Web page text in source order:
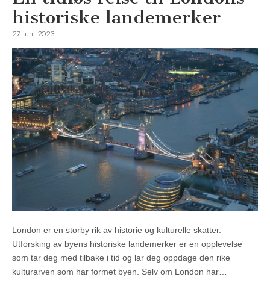
historiske landemerker
27. juni, 2023
London er en storby rik av historie og kulturelle skatter.
Utforsking av byens historiske landemerker er en opplevelse
som tar deg med tilbake i tid og lar deg oppdage den rike
kulturarven som har formet byen. Selv om London har…